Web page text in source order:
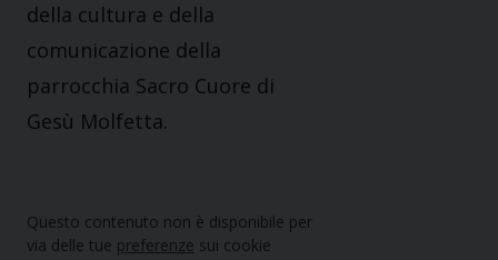
della cultura e della
comunicazione della
parrocchia Sacro Cuore di
Gesù Molfetta.
Questo contenuto non è disponibile per
via delle tue preferenze sui cookie